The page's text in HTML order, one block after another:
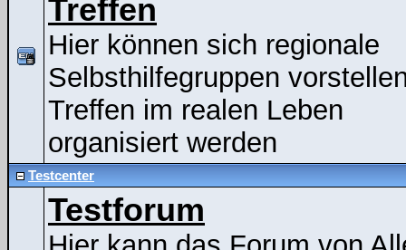
Treffen
Hier können sich regionale
Selbsthilfegruppen
Treffen im realen Leben
organisiert werden
Testcenter
Testforum